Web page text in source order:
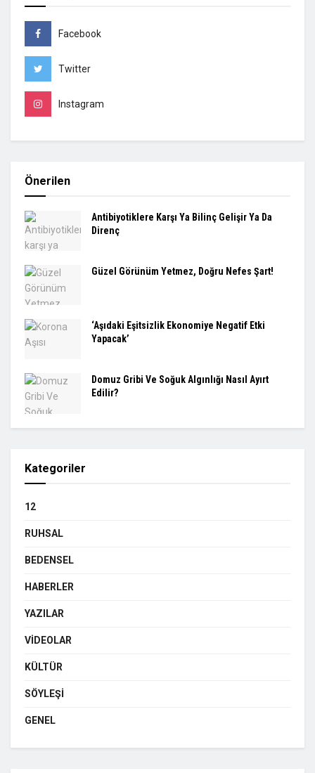
Facebook
Twitter
Instagram
Önerilen
Antibiyotiklere Karşı Ya Bilinç Gelişir Ya Da
Direnç
Güzel Görünüm Yetmez, Doğru Nefes Şart!
‘Aşıdaki Eşitsizlik Ekonomiye Negatif Etki
Yapacak’
Domuz Gribi Ve Soğuk Algınlığı Nasıl Ayırt
Edilir?
Kategoriler
12
RUHSAL
BEDENSEL
HABERLER
YAZILAR
VIDEOLAR
KÜLTÜR
SÖYLEŞI
GENEL